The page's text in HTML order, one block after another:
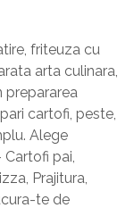
friteuza cu
arta culinara,
prepararea
cartofi, peste,
Alege
pai,
Prajitura,
te de